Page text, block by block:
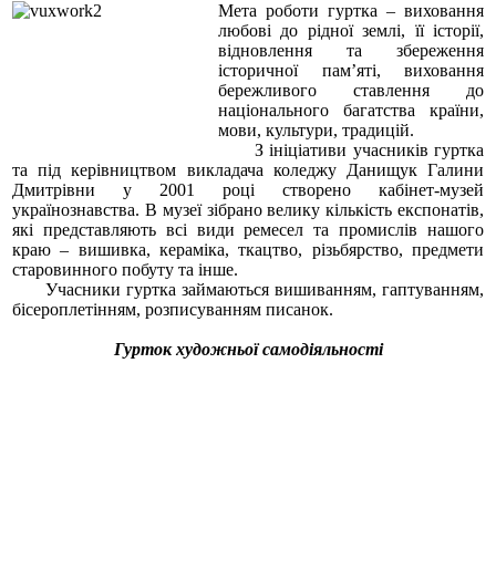
Мета роботи гуртка – виховання
любові до рідної землі, її історії,
відновлення та збереження
історичної пам’яті, виховання
бережливого ставлення до
національного багатства країни,
мови, культури, традицій.
З ініціативи учасників гуртка
та під керівництвом викладача коледжу Данищук Галини
Дмитрівни у 2001 році створено кабінет-музей
українознавства. В музеї зібрано велику кількість експонатів,
які представляють всі види ремесел та промислів нашого
краю – вишивка, кераміка, ткацтво, різьбярство, предмети
старовинного побуту та інше.
Учасники гуртка займаються вишиванням, гаптуванням,
бісероплетінням, розписуванням писанок.
Гурток художньої самодіяльності